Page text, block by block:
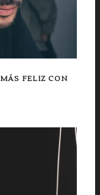
FELIZ CON